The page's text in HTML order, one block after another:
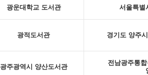
광운대학교 도서관 서울특별
광적도서관 경기도 양주
광주광역시 양산도서관
전남광주통